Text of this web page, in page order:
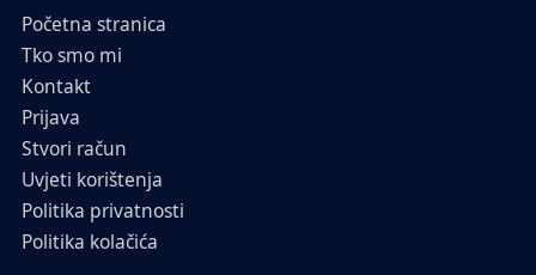
Početna stranica
Tko smo mi
Kontakt
Prijava
Stvori račun
Uvjeti korištenja
Politika privatnosti
Politika kolačića